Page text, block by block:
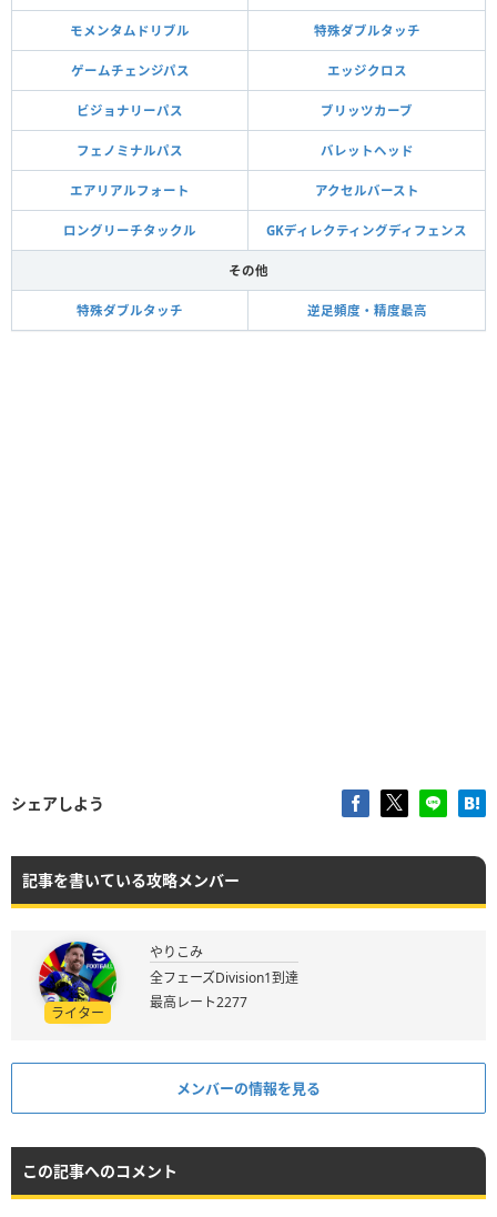
モメンタムドリブル 特殊ダブルタッチ
ゲームチェンジパス エッジクロス
ビジョナリーパス ブリッツカーブ
フェノミナルパス バレットヘッド
エアリアルフォート アクセルバースト
ロングリーチタックル GKディレクティングディフェンス
その他
特殊ダブルタッチ 逆足頻度・精度最高
シェアしよう
記事を書いている攻略メンバー
ライター
やりこみ
全フェーズDivision1到達
最高レート2277
メンバーの情報を見る
この記事へのコメント